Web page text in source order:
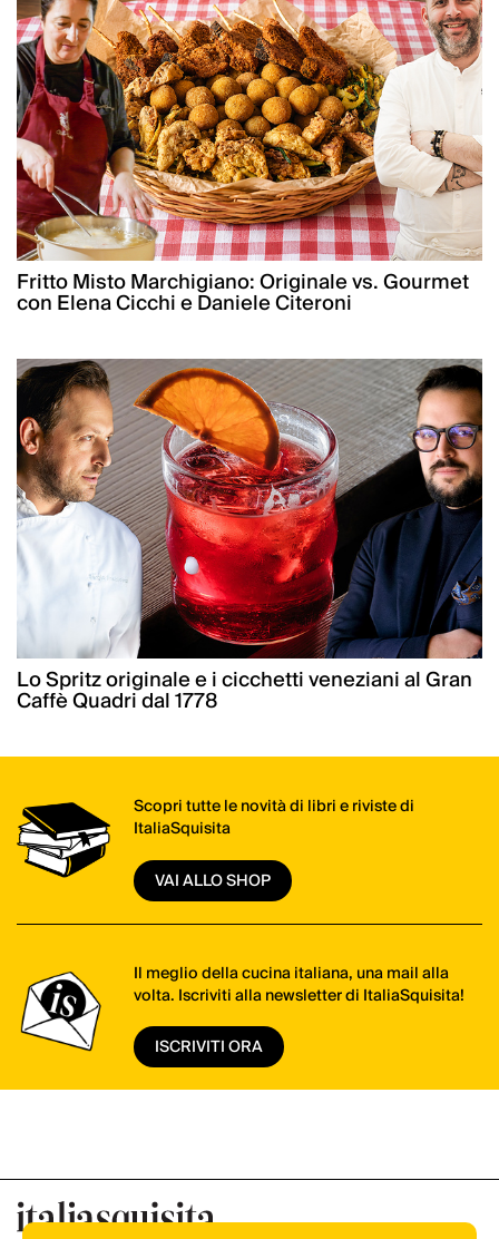
Fritto Misto Marchigiano: Originale vs. Gourmet
con Elena Cicchi e Daniele Citeroni
Lo Spritz originale e i cicchetti veneziani al Gran
Caffè Quadri dal 1778
Scopri tutte le novità di libri e riviste di
ItaliaSquisita
VAI ALLO SHOP
Il meglio della cucina italiana, una mail alla
volta. Iscriviti alla newsletter di ItaliaSquisita!
ISCRIVITI ORA